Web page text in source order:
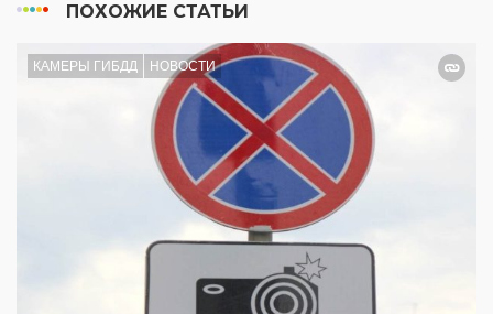
ПОХОЖИЕ СТАТЬИ
КАМЕРЫ ГИБДД НОВОСТИ